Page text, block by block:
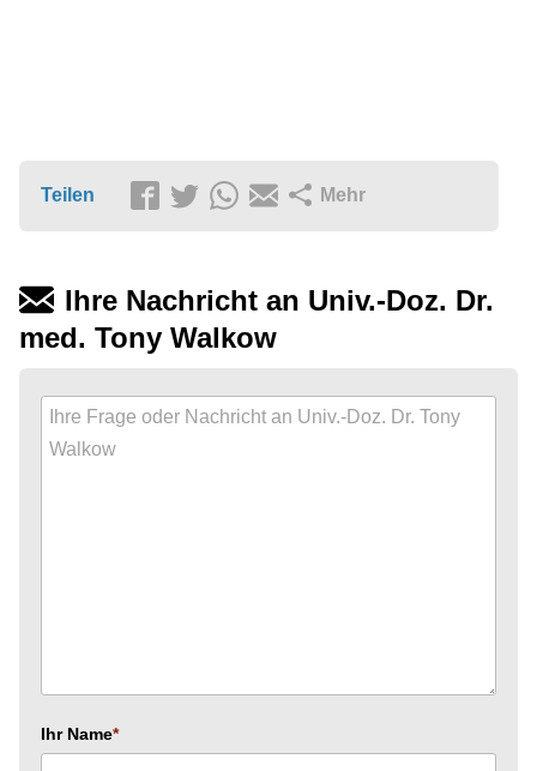
Teilen Mehr
Ihre Nachricht an Univ.-Doz. Dr.
med. Tony Walkow
Ihr Name